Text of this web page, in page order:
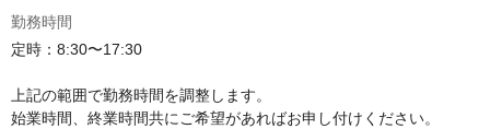
勤務時間
定時：8:30〜17:30
上記の範囲で勤務時間を調整します。
始業時間、終業時間共にご希望があればお申し付けください。